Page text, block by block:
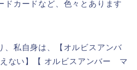
ドカードなど、色々とあります
、私自身は、【オルビスアンバ
い】【 オルビスアンバー マ